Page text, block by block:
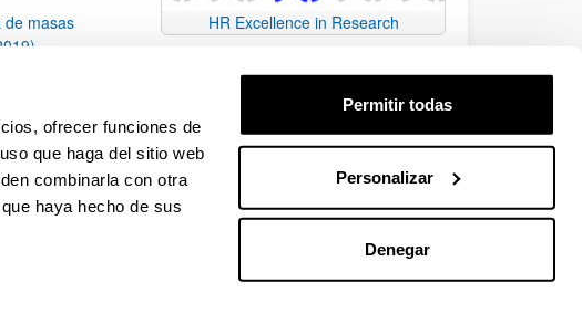
ofrecer funciones de
que haga del sitio web
combinarla con otra
haya hecho de sus
Permitir todas
Personalizar
Denegar
de masas
Use TAB para desplazarse.
HR Excellence in Research